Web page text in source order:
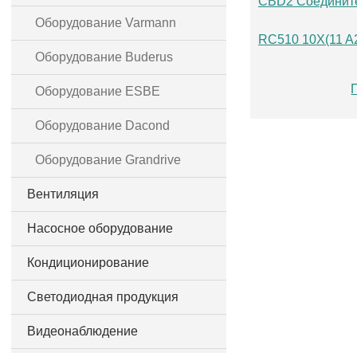
Оборудование Varmann
Оборудование Buderus
Оборудование ESBE
Оборудование Dacond
Оборудование Grandrive
Вентиляция
Насосное оборудование
Кондиционирование
Светодиодная продукция
Видеонаблюдение
RC510 10X(11